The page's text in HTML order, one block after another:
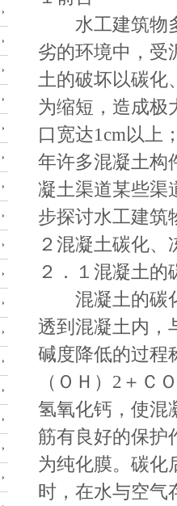
水工建筑物多
劣的环境中，受
土的破坏以碳化
为缩短，造成极
口宽达1cm以上
年许多混凝土构
凝土渠道某些渠
步探讨水工建筑
２混凝土碳化
２．１混凝土
混凝土的碳化
透到混凝土内，
碱度降低的过程
（ＯＨ）2＋Ｃ
氢氧化钙，使混
筋有良好的保护
为纯化膜。碳化
时，在水与空气